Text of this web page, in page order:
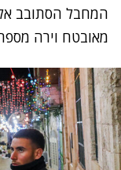
המחבל הסתובב
מאובטח וירה